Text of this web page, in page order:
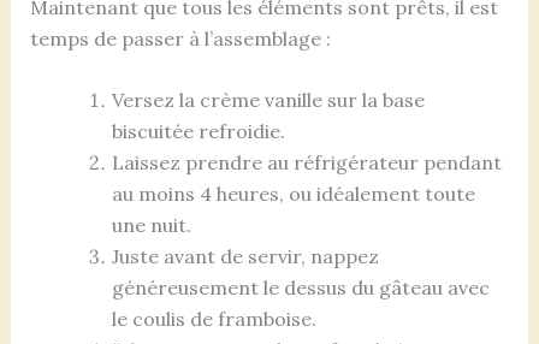
Maintenant que tous les éléments sont prêts, il est
temps de passer à l’assemblage :
Versez la crème vanille sur la base
biscuitée refroidie.
Laissez prendre au réfrigérateur pendant
au moins 4 heures, ou idéalement toute
une nuit.
Juste avant de servir, nappez
généreusement le dessus du gâteau avec
le coulis de framboise.